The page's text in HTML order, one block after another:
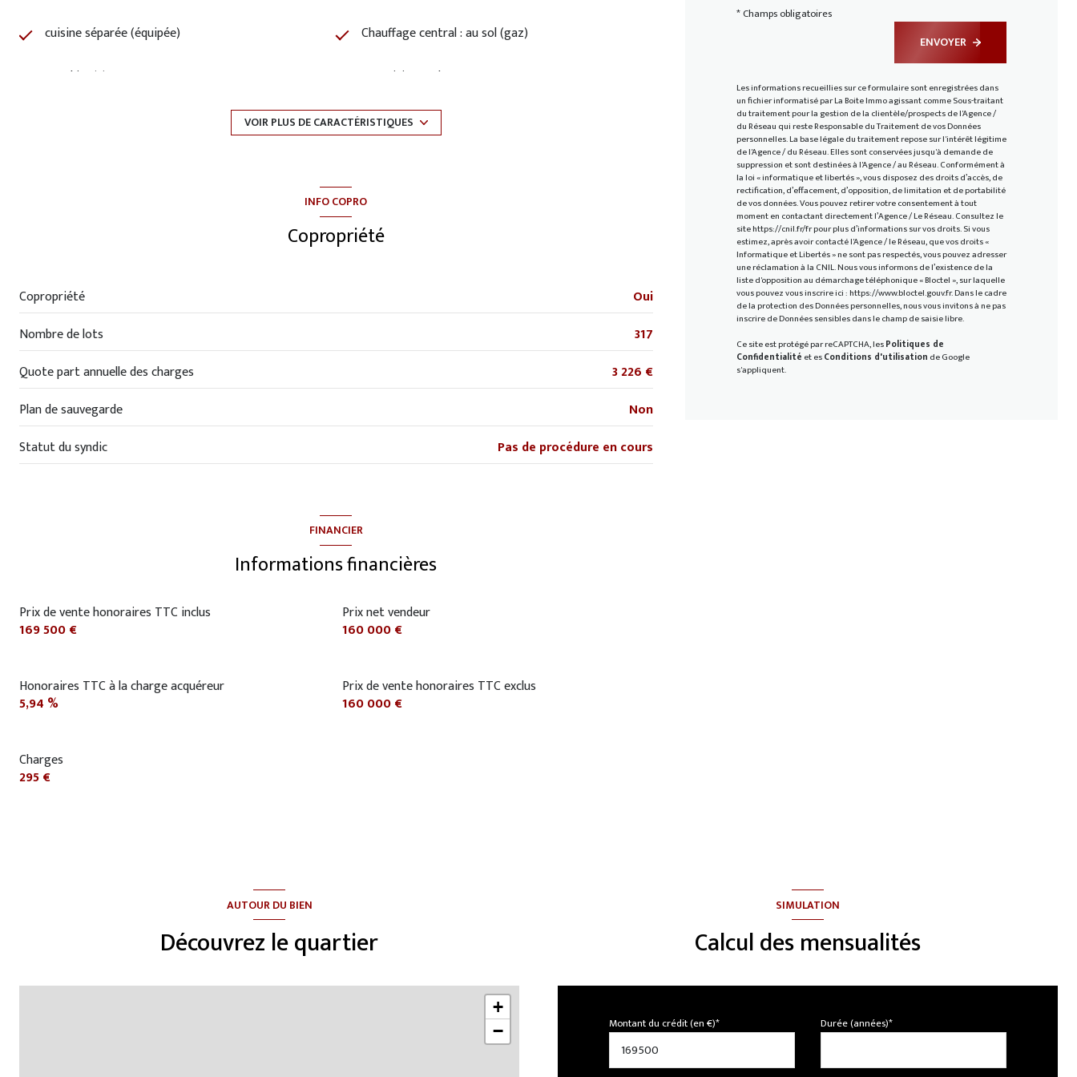
cuisine séparée (équipée)
Chauffage central : au sol (gaz)
1 parking(s)
exposition Sud-Est
5 étage(s)
interphone
VOIR PLUS DE CARACTÉRISTIQUES
INFO COPRO
Copropriété
Copropriété
Oui
Nombre de lots
317
Quote part annuelle des charges
3 226 €
Plan de sauvegarde
Non
Statut du syndic
Pas de procédure en cours
FINANCIER
Informations financières
Prix de vente honoraires TTC inclus
169 500 €
Prix net vendeur
160 000 €
Prix de vente honoraires TTC exclus
160 000 €
Honoraires TTC à la charge acquéreur
5,94 %
Charges
295 €
* Champs obligatoires
ENVOYER
Les informations recueillies sur ce formulaire sont enregistrées dans
un fichier informatisé par La Boite Immo agissant comme Sous-traitant
du traitement pour la gestion de la clientèle/prospects de l'Agence /
du Réseau qui reste Responsable du Traitement de vos Données
personnelles. La base légale du traitement repose sur l'intérêt légitime
de l'Agence / du Réseau. Elles sont conservées jusqu'à demande de
suppression et sont destinées à l'Agence / au Réseau. Conformément à
la loi « informatique et libertés », vous disposez des droits d’accès, de
rectification, d’effacement, d’opposition, de limitation et de portabilité
de vos données. Vous pouvez retirer votre consentement à tout
moment en contactant directement l’Agence / Le Réseau. Consultez le
sitehttps://cnil.fr/frpour plus d’informations sur vos droits. Si vous
estimez, après avoir contacté l'Agence / le Réseau, que vos droits «
Informatique et Libertés » ne sont pas respectés, vous pouvez adresser
une réclamation à la CNIL. Nous vous informons de l’existence de la
liste d'opposition au démarchage téléphonique « Bloctel », sur laquelle
vous pouvez vous inscrire ici :https://www.bloctel.gouv.fr. Dans le cadre
de la protection des Données personnelles, nous vous invitons à ne pas
inscrire de Données sensibles dans le champ de saisie libre.
Ce site est protégé par reCAPTCHA, lesPolitiques de
Confidentialité et esConditions d'utilisation de Google
s'appliquent.
AUTOUR DU BIEN
Découvrez le quartier
+
−
SIMULATION
Calcul des mensualités
Montant du crédit (en €)* Durée (années)*